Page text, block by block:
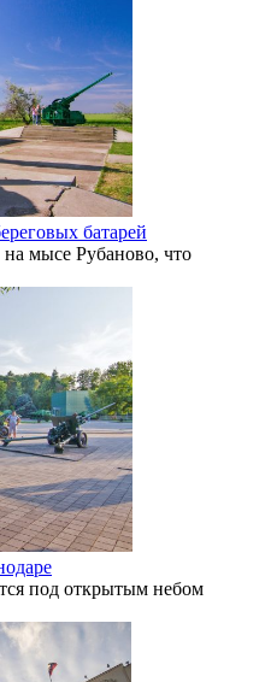
батарей
мысе Рубаново, что
под открытым небом